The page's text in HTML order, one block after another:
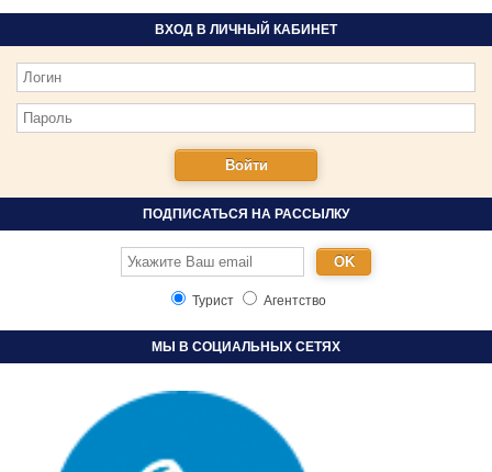
ВХОД В ЛИЧНЫЙ КАБИНЕТ
ПОДПИСАТЬСЯ НА РАССЫЛКУ
Турист Агентство
МЫ В СОЦИАЛЬНЫХ СЕТЯХ